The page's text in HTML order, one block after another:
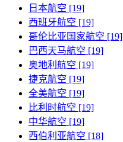
日本航空 [19]
西班牙航空 [19]
哥伦比亚国家航空 [19]
巴西天马航空 [19]
奥地利航空 [19]
捷克航空 [19]
全美航空 [19]
比利时航空 [19]
中华航空 [19]
西伯利亚航空 [18]